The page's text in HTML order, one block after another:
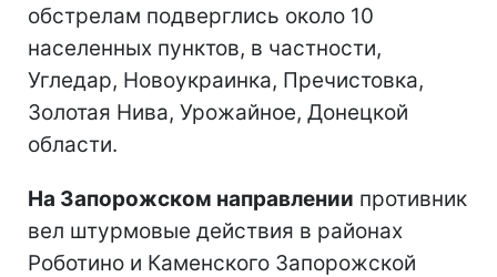
обстрелам подверглись около 10
населенных пунктов, в частности,
Угледар, Новоукраинка, Пречистовка,
Золотая Нива, Урожайное, Донецкой
области.
На Запорожском направлении противник
вел штурмовые действия в районах
Роботино и Каменского Запорожской